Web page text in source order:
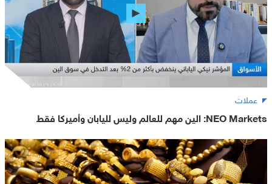
عملات
NEO Markets: الين مهم للعالم وليس لليابان وأميركا فقط